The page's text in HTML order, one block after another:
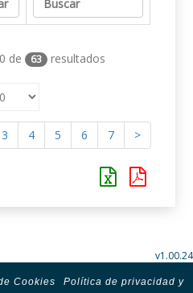
de 63 resultados
3 4 5 6 7 >
v1.00.24
Cookies
Política de privacidad y